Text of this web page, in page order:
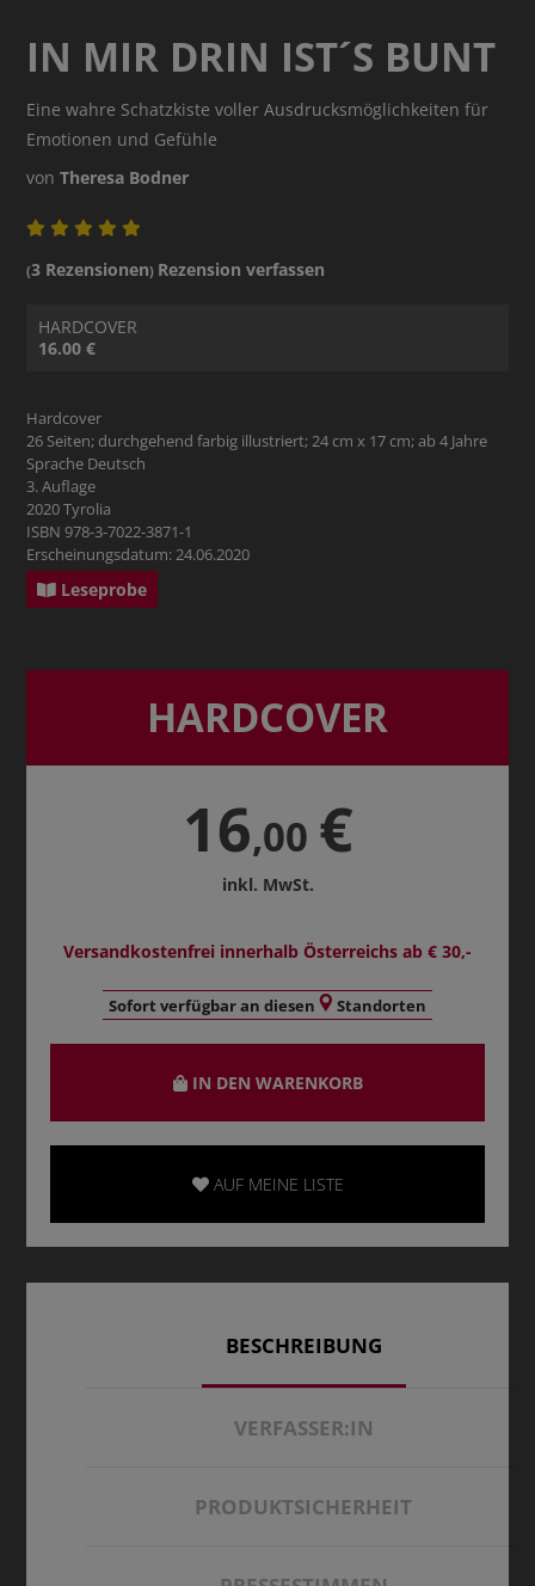
IN MIR DRIN IST´S BUNT
Eine wahre Schatzkiste voller Ausdrucksmöglichkeiten für
Emotionen und Gefühle
vonTheresa Bodner
(3 Rezensionen) Rezension verfassen
HARDCOVER
16.00 €
Hardcover
26 Seiten; durchgehend farbig illustriert; 24 cm x 17 cm; ab 4 Jahre
Sprache Deutsch
3. Auflage
2020 Tyrolia
ISBN 978-3-7022-3871-1
Erscheinungsdatum: 24.06.2020
Leseprobe
HARDCOVER
16,00 €
inkl. MwSt.
Versandkostenfrei innerhalb Österreichs ab € 30,-
Sofort verfügbar an diesen Standorten
IN DEN WARENKORB
AUF MEINE LISTE
BESCHREIBUNG
VERFASSER:IN
PRODUKTSICHERHEIT